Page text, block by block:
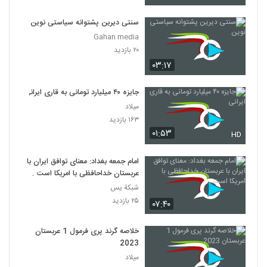
۰۳:۱۷
سنتی دیرین پشتوانه سیاستی نوین
Gahan media
۲۰ بازدید
۰۱:۵۳ HD
جایزه ۴۰ میلیارد تومانی به قاری ایرانی
میلاد
۱۶۳ بازدید
۰۷:۴۰
امام جمعه بغداد: معنای توافق ایران با
عربستان خداحافظی با امریکا است .
شبكة يس
۲۵ بازدید
خلاصه گرند پری فرمول 1 عربستان
2023
میلاد